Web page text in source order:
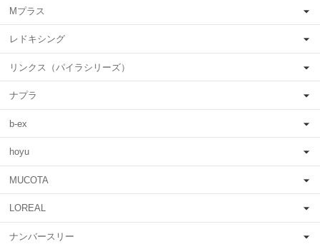
Mプラス
レドキシング
リンクス（パイラシリーズ）
ナプラ
b-ex
hoyu
MUCOTA
LOREAL
ナンバースリー